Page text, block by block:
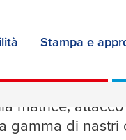
Stampa e
matrice,
gamma di nastri